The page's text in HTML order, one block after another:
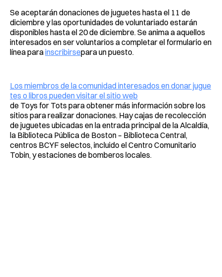
Se aceptarán donaciones de juguetes hasta el 11 de
diciembre y las oportunidades de voluntariado estarán
disponibles hasta el 20 de diciembre. Se anima a aquellos
interesados ​​en ser voluntarios a completar el formulario en
línea parainscribirsepara un puesto.
Los miembros de la comunidad interesados ​​en donar jugue
tes o libros pueden visitar el sitio web
de Toys for Tots para obtener más información sobre los
sitios para realizar donaciones. Hay cajas de recolección
de juguetes ubicadas en la entrada principal de la Alcaldía,
la Biblioteca Pública de Boston – Biblioteca Central,
centros BCYF selectos, incluido el Centro Comunitario
Tobin, y estaciones de bomberos locales.